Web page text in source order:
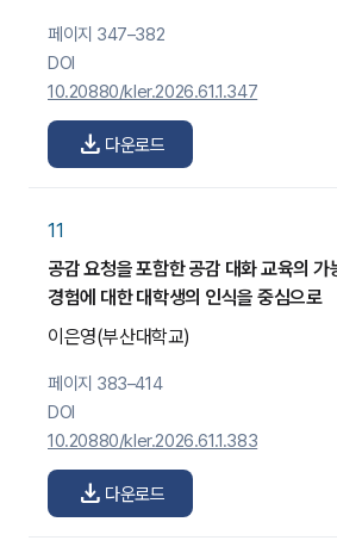
다운로드
download
페이지 347–382
DOI
10.20880/kler.2026.61.1.347
11
공감 요청을 포함한 공감 대화 교육의
경험에 대한 대학생의 인식을 중심으로
다운로드
download
이은영(부산대학교)
페이지 383–414
DOI
10.20880/kler.2026.61.1.383